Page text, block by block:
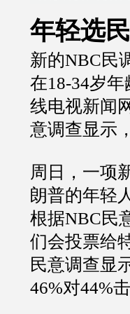
年轻选
新的NBC民
在18-34岁年
线电视新闻
意调查显示
周日，一项
朗普的年轻
根据NBC民
们会投票给
民意调查显
46%对44%